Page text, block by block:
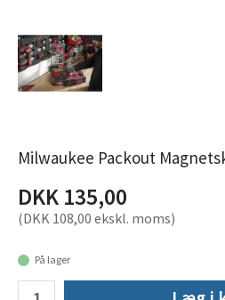
Milwaukee Packout
DKK 135,00
(DKK 108,00 ekskl. moms)
På lager